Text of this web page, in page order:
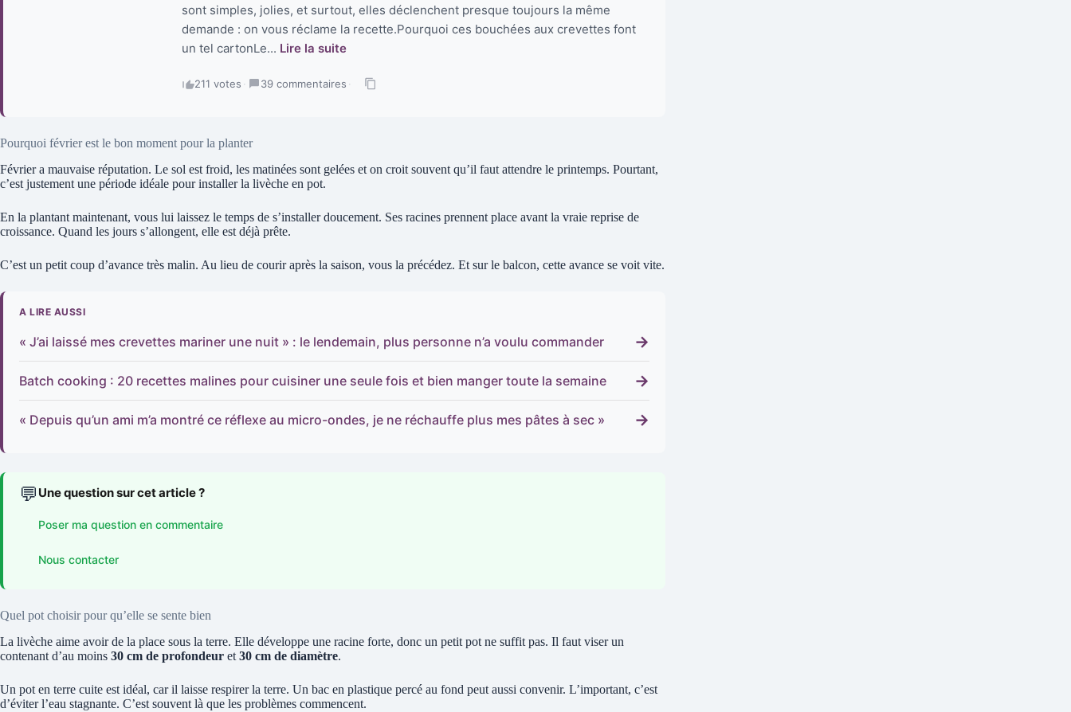
sont simples, jolies, et surtout, elles déclenchent presque toujours la même
demande : on vous réclame la recette.Pourquoi ces bouchées aux crevettes font
un tel cartonLe... Lire la suite
211 votes · 39 commentaires ·
Pourquoi février est le bon moment pour la planter
Février a mauvaise réputation. Le sol est froid, les matinées sont gelées et on croit souvent qu’il faut attendre le printemps. Pourtant,
c’est justement une période idéale pour installer la livèche en pot.
En la plantant maintenant, vous lui laissez le temps de s’installer doucement. Ses racines prennent place avant la vraie reprise de
croissance. Quand les jours s’allongent, elle est déjà prête.
C’est un petit coup d’avance très malin. Au lieu de courir après la saison, vous la précédez. Et sur le balcon, cette avance se voit vite.
A LIRE AUSSI
« J’ai laissé mes crevettes mariner une nuit » : le lendemain, plus personne n’a voulu commander →
Batch cooking : 20 recettes malines pour cuisiner une seule fois et bien manger toute la semaine →
« Depuis qu’un ami m’a montré ce réflexe au micro-ondes, je ne réchauffe plus mes pâtes à sec » →
💬 Une question sur cet article ?
Poser ma question en commentaire
Nous contacter
Quel pot choisir pour qu’elle se sente bien
La livèche aime avoir de la place sous la terre. Elle développe une racine forte, donc un petit pot ne suffit pas. Il faut viser un
contenant d’au moins 30 cm de profondeur et 30 cm de diamètre.
Un pot en terre cuite est idéal, car il laisse respirer la terre. Un bac en plastique percé au fond peut aussi convenir. L’important, c’est
d’éviter l’eau stagnante. C’est souvent là que les problèmes commencent.